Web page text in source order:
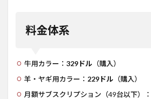
料金体系
牛用カラー： 329ドル （購入）
羊・ヤギ用カラー： 229ドル （購入）
月額サブスクリプション（49台以下）：